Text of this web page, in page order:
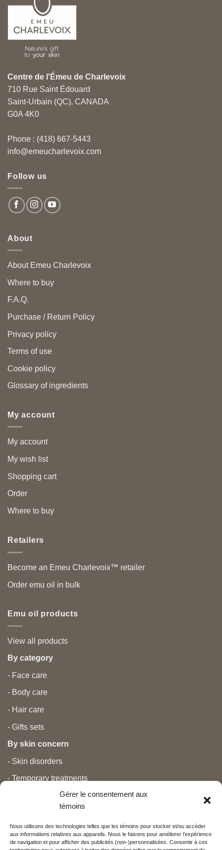
Gérer le consentement aux
témoins
Nous utilisons des technologies telles que les témoins pour stocker et/ou accéder
aux informations relatives aux appareils. Nous le faisons pour améliorer l’expérience
de navigation et pour afficher des publicités (non-)personnalisées. Consentir à ces
Centre de l'Émeu de Charlevoix
710 Rue Saint Édouard
Saint-Urbain (QC), CANADA
G0A 4K0
Phone : (418) 667-5443
info@emeucharlevoix.com
Follow us
About
About Emeu Charlevoix
Where to buy
F.A.Q.
Purchase / Return Policy
Privacy policy
Terms of use
Cookie policy
Glossary of ingredients
My account
My account
My wish list
Shopping cart
Order
Where to buy
Retailers
Become an Emeu Charlevoix™ retailer
Order emu oil in bulk
Emu oil products
View all products
By category
- Face care
- Body care
- Hair care
- Gifts sets
By skin concern
- Skin disorders
- Temporary treatments
- Pregnancy and newborns
- Anti aging and beauty